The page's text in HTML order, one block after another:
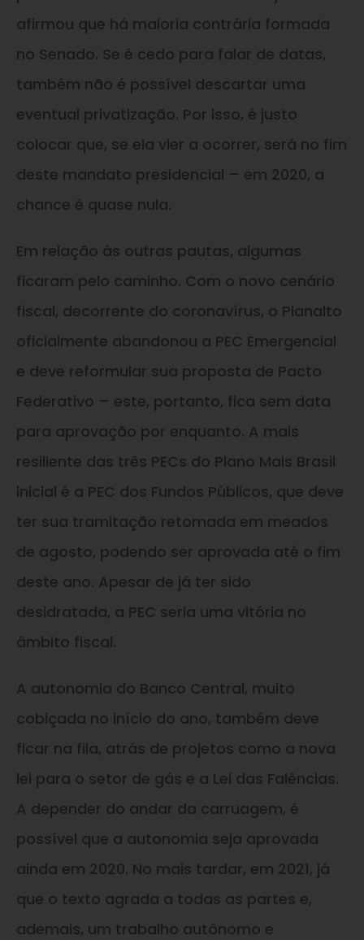
afirmou que há maioria contrária formada
no Senado. Se é cedo para falar de datas,
também não é possível descartar uma
eventual privatização. Por isso, é justo
colocar que, se ela vier a ocorrer, será no fim
deste mandato presidencial – em 2020, a
chance é quase nula.
Em relação às outras pautas, algumas
ficaram pelo caminho. Com o novo cenário
fiscal, decorrente do coronavírus, o Planalto
oficialmente abandonou a PEC Emergencial
e deve reformular sua proposta de Pacto
Federativo – este, portanto, fica sem data
para aprovação por enquanto. A mais
resiliente das três PECs do Plano Mais Brasil
inicial é a PEC dos Fundos Públicos, que deve
ter sua tramitação retomada em meados
de agosto, podendo ser aprovada até o fim
deste ano. Apesar de já ter sido
desidratada, a PEC seria uma vitória no
âmbito fiscal.
A autonomia do Banco Central, muito
cobiçada no início do ano, também deve
ficar na fila, atrás de projetos como a nova
lei para o setor de gás e a Lei das Falências.
A depender do andar da carruagem, é
possível que a autonomia seja aprovada
ainda em 2020. No mais tardar, em 2021, já
que o texto agrada a todas as partes e,
ademais, um trabalho autônomo e